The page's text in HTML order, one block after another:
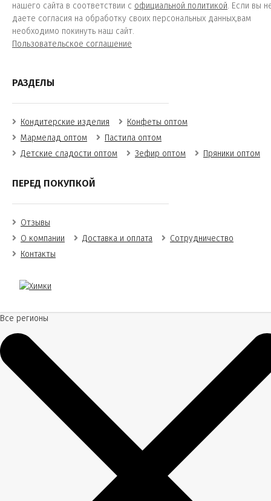
нашего сайта в соответствии с официальной политикой. Если вы
даете согласия на обработку своих персональных данных,вам
необходимо покинуть наш сайт.
Пользовательское соглашение
РАЗДЕЛЫ
Кондитерские изделия
Конфеты оптом
Мармелад оптом
Пастила оптом
Детские сладости оптом
Зефир оптом Пряники оптом
ПЕРЕД ПОКУПКОЙ
Отзывы
О компании
Доставка и оплата
Сотрудничество
Контакты
Все регионы